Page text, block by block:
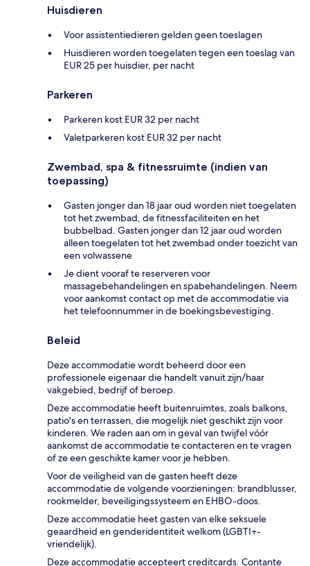
Huisdieren
Voor assistentiedieren gelden geen toeslagen
Huisdieren worden toegelaten tegen een toeslag van
EUR 25 per huisdier, per nacht
Parkeren
Parkeren kost EUR 32 per nacht
Valetparkeren kost EUR 32 per nacht
Zwembad, spa & fitnessruimte (indien van
toepassing)
Gasten jonger dan 18 jaar oud worden niet toegelaten
tot het zwembad, de fitnessfaciliteiten en het
bubbelbad. Gasten jonger dan 12 jaar oud worden
alleen toegelaten tot het zwembad onder toezicht van
een volwassene
Je dient vooraf te reserveren voor
massagebehandelingen en spabehandelingen. Neem
voor aankomst contact op met de accommodatie via
het telefoonnummer in de boekingsbevestiging.
Beleid
Deze accommodatie wordt beheerd door een
professionele eigenaar die handelt vanuit zijn/haar
vakgebied, bedrijf of beroep.
Deze accommodatie heeft buitenruimtes, zoals balkons,
patio's en terrassen, die mogelijk niet geschikt zijn voor
kinderen. We raden aan om in geval van twijfel vóór
aankomst de accommodatie te contacteren en te vragen
of ze een geschikte kamer voor je hebben.
Voor de veiligheid van de gasten heeft deze
accommodatie de volgende voorzieningen: brandblusser,
rookmelder, beveiligingssysteem en EHBO-doos.
Deze accommodatie heet gasten van elke seksuele
geaardheid en genderidentiteit welkom (LGBTI+-
vriendelijk).
Deze accommodatie accepteert creditcards. Contante